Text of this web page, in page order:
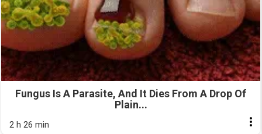
Fungus Is A Parasite, And It Dies From A Drop Of
Plain...
2 h 26 min